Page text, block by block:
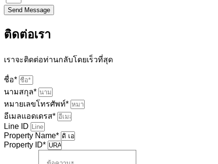
Send Message
ติดต่อเรา
เราจะติดต่อท่านกลับโดยเร็วที่สุด
ชื่อ*
นามสกุล*
หมายเลขโทรศัพท์*
อีเมลแอดเดรส*
Line ID
Property Name*
Property ID*